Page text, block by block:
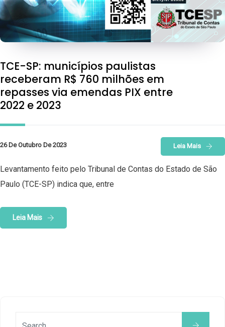
TCE-SP: municípios paulistas
receberam R$ 760 milhões em
repasses via emendas PIX entre
2022 e 2023
26 De Outubro De 2023 Leia Mais
Levantamento feito pelo Tribunal de Contas do Estado de São
Paulo (TCE-SP) indica que, entre
Leia Mais